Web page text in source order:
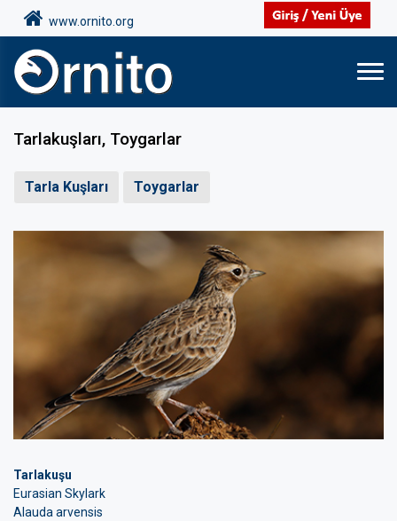
www.ornito.org
Tarlakuşları, Toygarlar
Tarla Kuşları Toygarlar
Tarlakuşu
Eurasian Skylark
Alauda arvensis